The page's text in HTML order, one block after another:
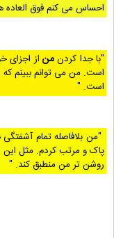
احساس می کنم فوق العاده
"با جدا کردنمناز اجزای
است. من می توانم ببینم
است. "
"من بلافاصله تمام
پاک و مرتب کردم. مثل
روشن تر من منطبق کند. "